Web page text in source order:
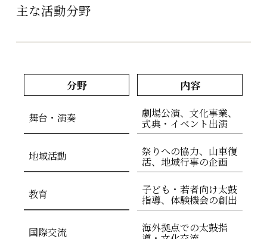
主な活動分野
分野 内容
舞台・演奏 劇場公演、文化事業、
式典・イベント出演
地域活動 祭りへの協力、山車復
活、地域行事の企画
教育 子ども・若者向け太鼓
指導、体験機会の創出
国際交流 海外拠点での太鼓指